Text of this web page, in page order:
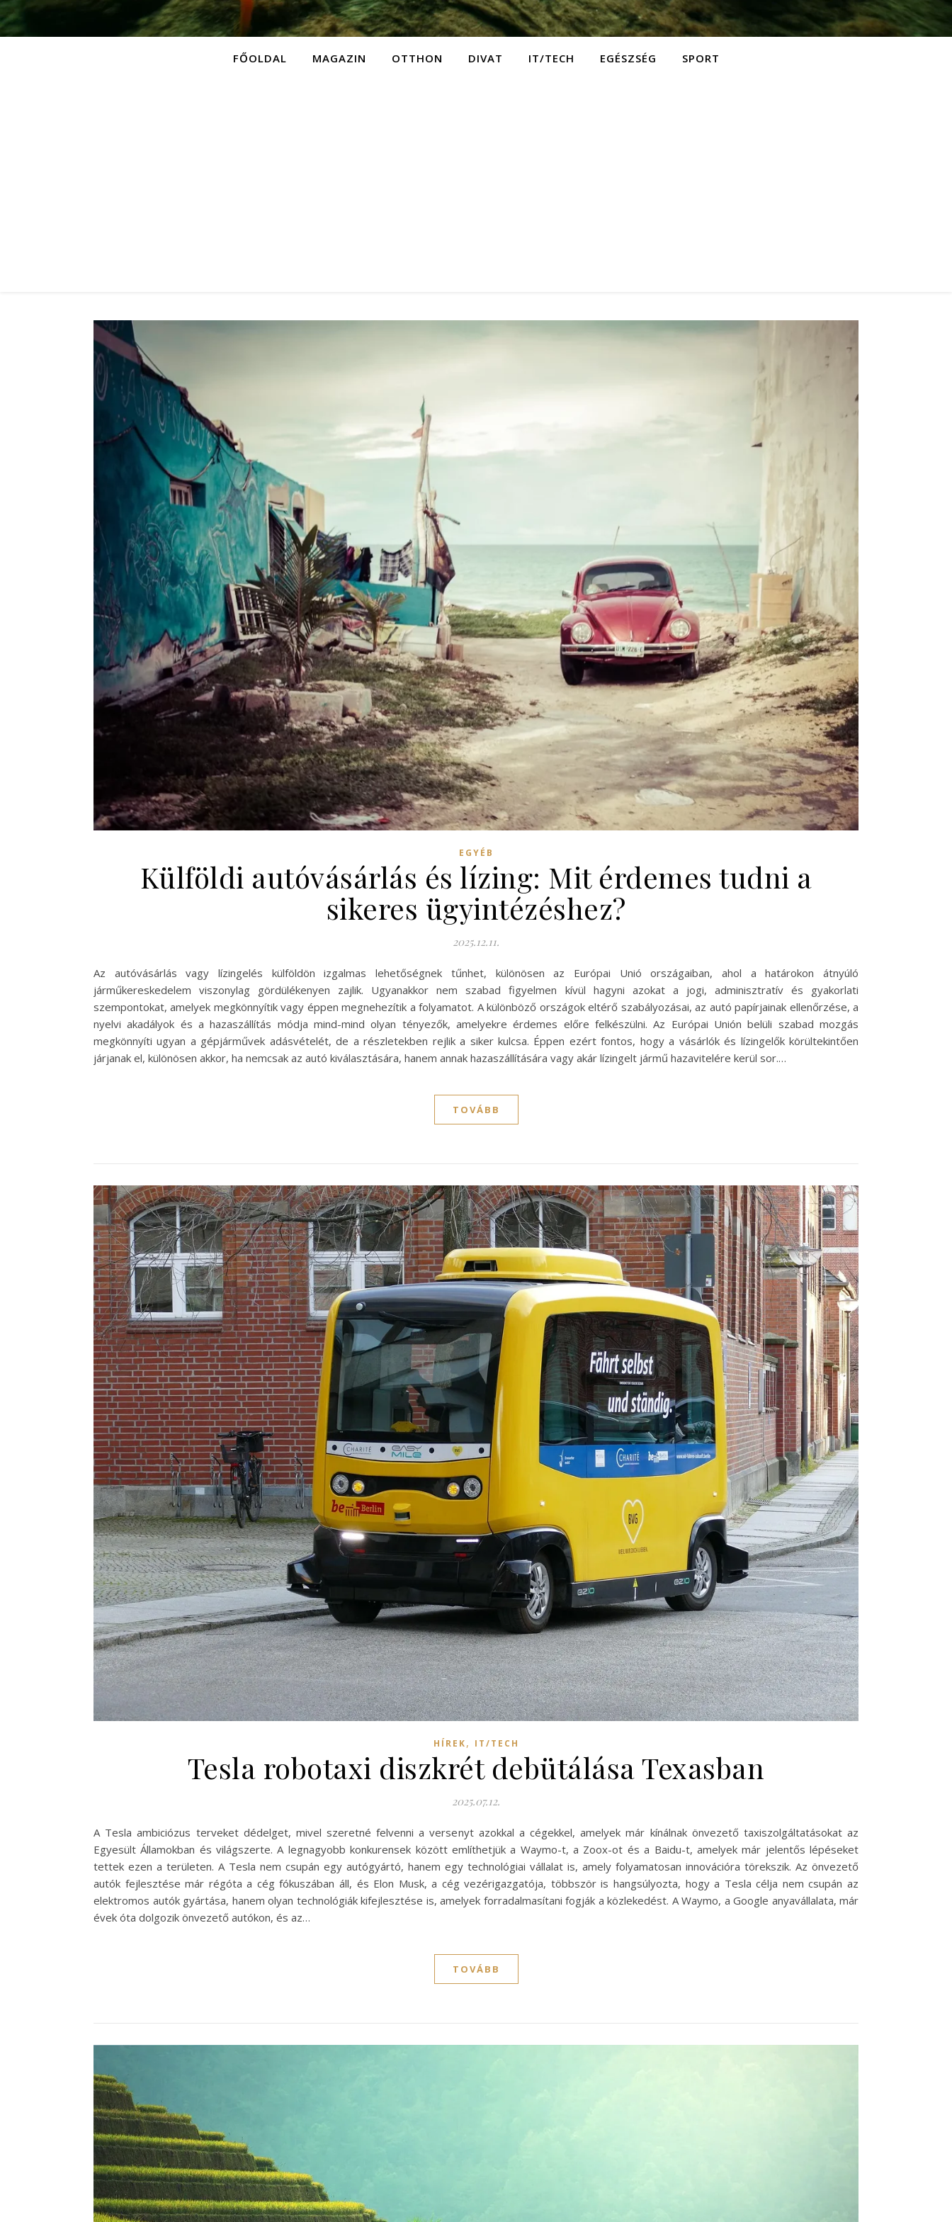
FŐOLDAL MAGAZIN OTTHON DIVAT IT/TECH EGÉSZSÉG SPORT
EGYÉB
Külföldi autóvásárlás és lízing: Mit érdemes tudni a
sikeres ügyintézéshez?
2025.12.11.
Az autóvásárlás vagy lízingelés külföldön izgalmas lehetőségnek tűnhet, különösen az Európai Unió országaiban, ahol a határokon átnyúló
járműkereskedelem viszonylag gördülékenyen zajlik. Ugyanakkor nem szabad figyelmen kívül hagyni azokat a jogi, adminisztratív és gyakorlati
szempontokat, amelyek megkönnyítik vagy éppen megnehezítik a folyamatot. A különböző országok eltérő szabályozásai, az autó papírjainak ellenőrzése, a
nyelvi akadályok és a hazaszállítás módja mind-mind olyan tényezők, amelyekre érdemes előre felkészülni. Az Európai Unión belüli szabad mozgás
megkönnyíti ugyan a gépjárművek adásvételét, de a részletekben rejlik a siker kulcsa. Éppen ezért fontos, hogy a vásárlók és lízingelők körültekintően
járjanak el, különösen akkor, ha nemcsak az autó kiválasztására, hanem annak hazaszállítására vagy akár lízingelt jármű hazavitelére kerül sor.…
TOVÁBB
HÍREK, IT/TECH
Tesla robotaxi diszkrét debütálása Texasban
2025.07.12.
A Tesla ambiciózus terveket dédelget, mivel szeretné felvenni a versenyt azokkal a cégekkel, amelyek már kínálnak önvezető taxiszolgáltatásokat az
Egyesült Államokban és világszerte. A legnagyobb konkurensek között említhetjük a Waymo-t, a Zoox-ot és a Baidu-t, amelyek már jelentős lépéseket
tettek ezen a területen. A Tesla nem csupán egy autógyártó, hanem egy technológiai vállalat is, amely folyamatosan innovációra törekszik. Az önvezető
autók fejlesztése már régóta a cég fókuszában áll, és Elon Musk, a cég vezérigazgatója, többször is hangsúlyozta, hogy a Tesla célja nem csupán az
elektromos autók gyártása, hanem olyan technológiák kifejlesztése is, amelyek forradalmasítani fogják a közlekedést. A Waymo, a Google anyavállalata, már
évek óta dolgozik önvezető autókon, és az…
TOVÁBB